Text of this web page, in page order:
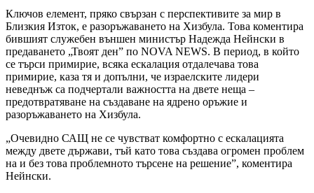
Ключов елемент, пряко свързан с перспективите за мир в
Близкия Изток, е разоръжаването на Хизбула. Това коментира
бившият служебен външен министър Надежда Нейнски в
предаването „Твоят ден” по NOVA NEWS. В период, в който
се търси примирие, всяка ескалация отдалечава това
примирие, каза тя и допълни, че израелските лидери
неведнъж са подчертали важността на двете неща –
предотвратяване на създаване на ядрено оръжие и
разоръжаването на Хизбула.
„Очевидно САЩ не се чувстват комфортно с ескалацията
между двете държави, тъй като това създава огромен проблем
на и без това проблемното търсене на решение”, коментира
Нейнски.